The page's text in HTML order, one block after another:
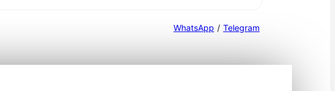
WhatsApp / Telegram